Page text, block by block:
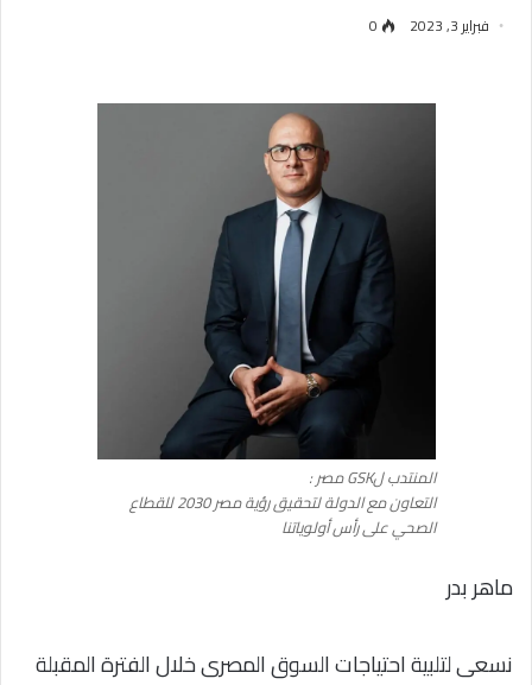
فبراير 3, 2023 0
المنتدب لGSK مصر :
التعاون مع الدولة لتحقيق رؤية مصر 2030 للقطاع
الصحي على رأس أولوياتنا
ماهر بدر
نسعى لتلبية احتياجات السوق المصرى خلال الفترة المقبلة